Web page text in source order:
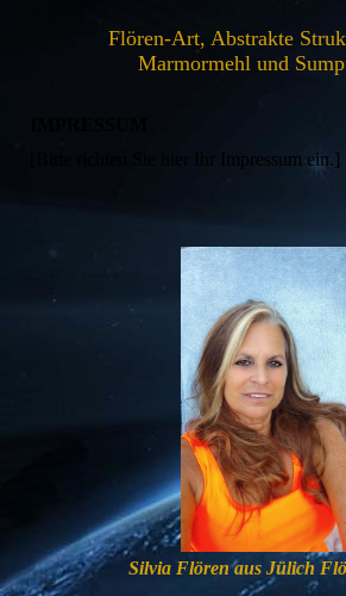
Flören-Art, Abstrakte
Marmormehl und
[Bitte richten Sie hier Ihr Impressum ein.]
Silvia Flören aus Jülich